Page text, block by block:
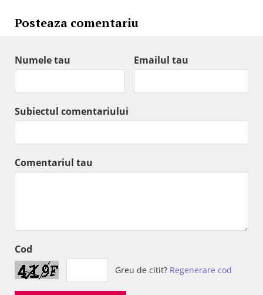
Posteaza comentariu
Numele tau Emailul tau
Subiectul comentariului
Comentariul tau
Cod
Greu de citit? Regenerare cod